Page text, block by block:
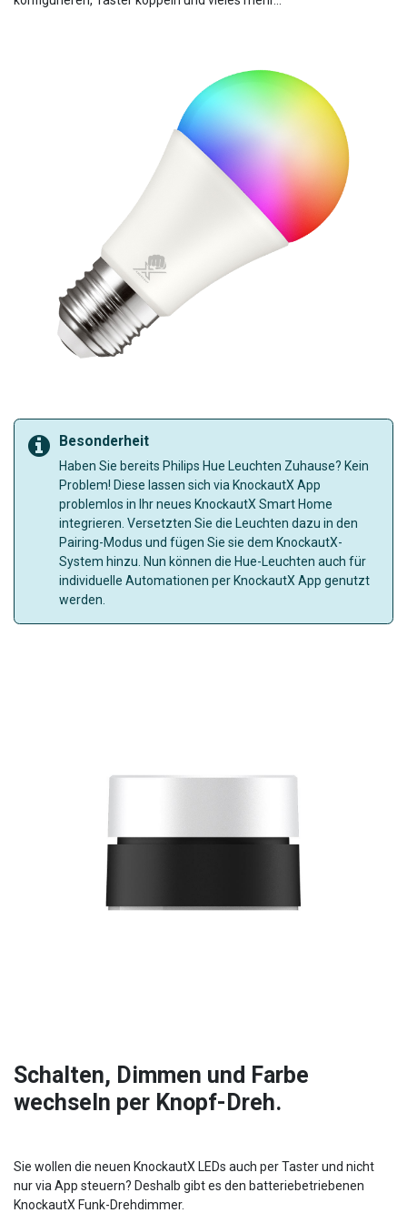
Besonderheit
Haben Sie bereits Philips Hue Leuchten Zuhause? Kein
Problem! Diese lassen sich via KnockautX App
problemlos in Ihr neues KnockautX Smart Home
integrieren. Versetzten Sie die Leuchten dazu in den
Pairing-Modus und fügen Sie sie dem KnockautX-
System hinzu. Nun können die Hue-Leuchten auch für
individuelle Automationen per KnockautX App genutzt
werden.
Schalten, Dimmen und Farbe
wechseln per Knopf-Dreh.
Sie wollen die neuen KnockautX LEDs auch per Taster und nicht
nur via App steuern? Deshalb gibt es den batteriebetriebenen
KnockautX Funk-Drehdimmer.